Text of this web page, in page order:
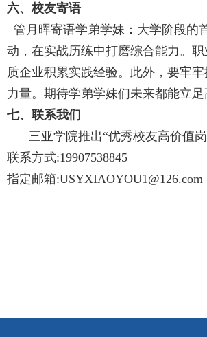
六、校友寄语
管月晖寄语学弟学妹：大学阶段的
动，在实战历练中打磨综合能力。
质企业积累实践经验。此外，要牢
力量。期待学弟学妹们未来都能立
七、联系我们
三亚学院推出“优秀校友高价值
联系方式:19907538845
指定邮箱:USYXIAOYOU1@126.com